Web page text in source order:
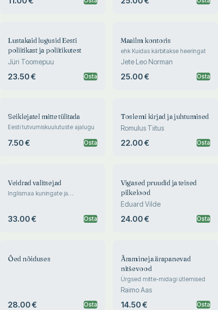
Lustakaid lugusid Eesti
poliitikast ja poliitikutest
Jüri Toomepuu
23.50 € Osta
Maailm kontoris
ehk Kuidas kärbitakse heeringat
Jete Leo Norman
25.00 € Osta
Seiklejatel mitte tülitada
Eesti tutvumiskuulutuste ajalugu
7.50 € Osta
Toslemi kirjad ja juhtumised
Romulus Tiitus
22.00 € Osta
Veidrad valitsejad
Inglismaa kuningate ja
33.00 € Osta
Vigased pruudid ja teised
pilkelood
Eduard Vilde
24.00 € Osta
Õed nõiduses
28.00 € Osta
Äramineja ärapanevad
nitševood
Ürgsed mitte-midagi ütlemised
Raimo Aas
14.50 € Osta